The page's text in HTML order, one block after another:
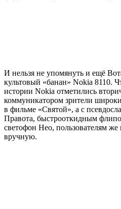
И нельзя не упомянуть и ещё
культовый «банан» Nokia 8110.
истории Nokia отметились
коммуникатором зрители
в фильме «Святой», а с
Правота, быстрооткидным
светофон Нео, пользователям
вручную.